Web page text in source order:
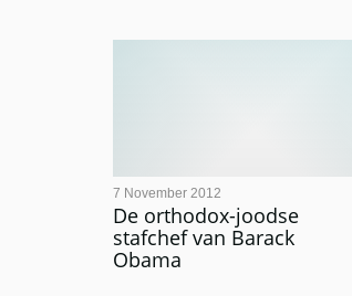
De orthodox-joodse
stafchef van Barack
Obama
7 November 2012